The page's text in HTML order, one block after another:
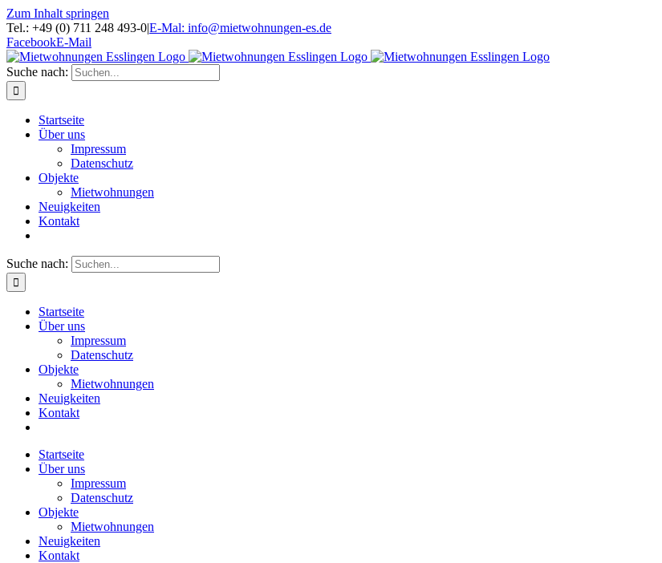
Zum Inhalt springen
Tel.: +49 (0) 711 248 493-0|E-Mal: info@mietwohnungen-es.de
FacebookE-Mail
Suche nach:
Startseite
Über uns
Impressum
Datenschutz
Objekte
Mietwohnungen
Neuigkeiten
Kontakt
Suche nach:
Startseite
Über uns
Impressum
Datenschutz
Objekte
Mietwohnungen
Neuigkeiten
Kontakt
Startseite
Über uns
Impressum
Datenschutz
Objekte
Mietwohnungen
Neuigkeiten
Kontakt